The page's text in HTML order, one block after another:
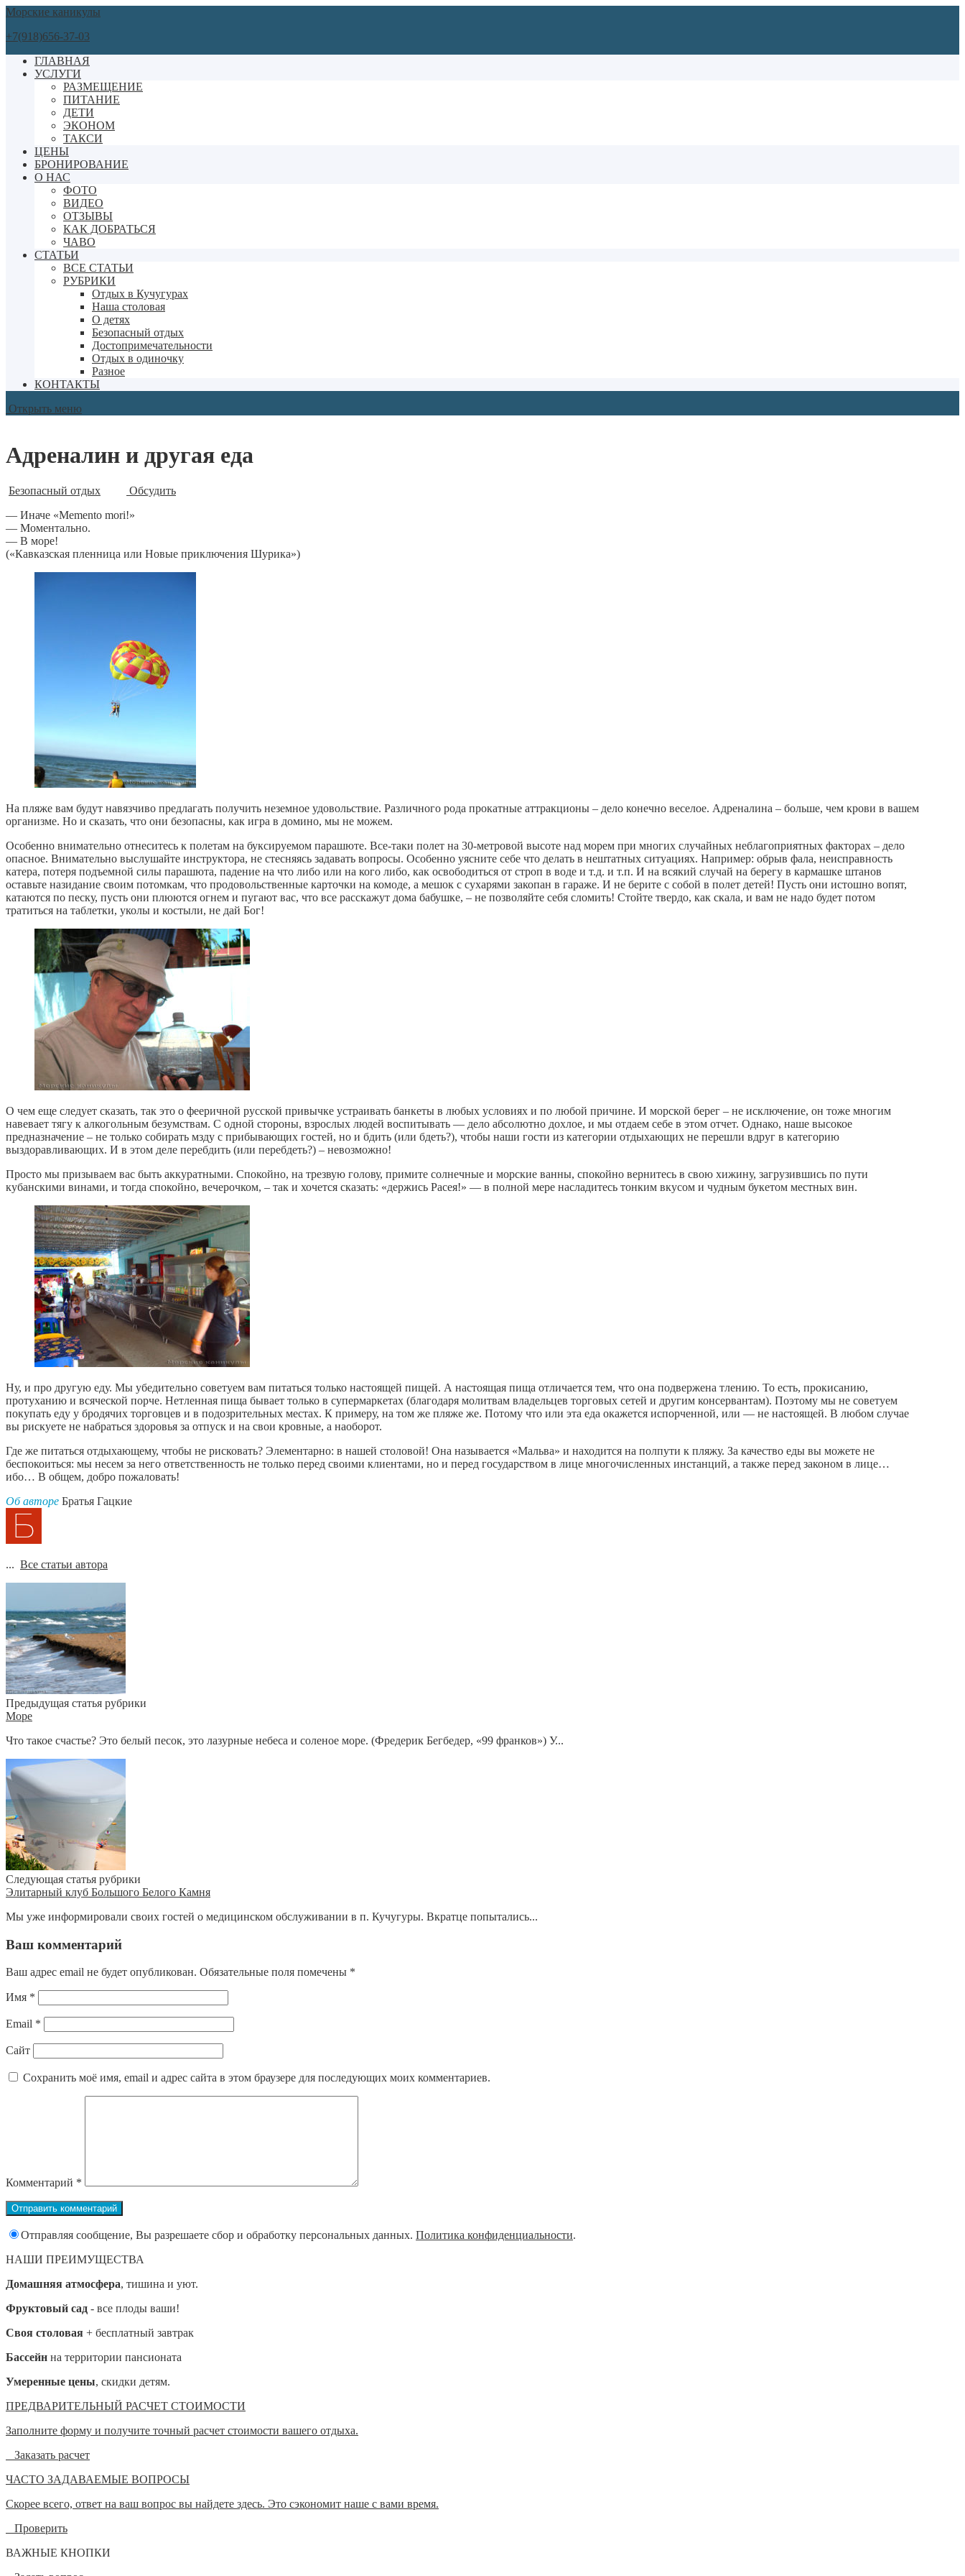
Морские каникулы
+7(918)656-37-03
ГЛАВНАЯ
УСЛУГИ
РАЗМЕЩЕНИЕ
ПИТАНИЕ
ДЕТИ
ЭКОНОМ
ТАКСИ
ЦЕНЫ
БРОНИРОВАНИЕ
О НАС
ФОТО
ВИДЕО
ОТЗЫВЫ
КАК ДОБРАТЬСЯ
ЧАВО
СТАТЬИ
ВСЕ СТАТЬИ
РУБРИКИ
Отдых в Кучугурах
Наша столовая
О детях
Безопасный отдых
Достопримечательности
Отдых в одиночку
Разное
КОНТАКТЫ
Открыть меню
Адреналин и другая еда
Безопасный отдых
Обсудить
— Иначе «Memento mori!»
— Моментально.
— В море!
(«Кавказская пленница или Новые приключения Шурика»)
На пляже вам будут навязчиво предлагать получить неземное удовольствие. Различного рода прокатные аттракционы – дело конечно веселое. Адреналина – больше, чем крови в вашем
организме. Но и сказать, что они безопасны, как игра в домино, мы не можем.
Особенно внимательно отнеситесь к полетам на буксируемом парашюте. Все-таки полет на 30-метровой высоте над морем при многих случайных неблагоприятных факторах – дело
опасное. Внимательно выслушайте инструктора, не стесняясь задавать вопросы. Особенно уясните себе что делать в нештатных ситуациях. Например: обрыв фала, неисправность
катера, потеря подъемной силы парашюта, падение на что либо или на кого либо, как освободиться от строп в воде и т.д. и т.п. И на всякий случай на берегу в кармашке штанов
оставьте назидание своим потомкам, что продовольственные карточки на комоде, а мешок с сухарями закопан в гараже. И не берите с собой в полет детей! Пусть они истошно вопят,
катаются по песку, пусть они плюются огнем и пугают вас, что все расскажут дома бабушке, – не позволяйте себя сломить! Стойте твердо, как скала, и вам не надо будет потом
тратиться на таблетки, уколы и костыли, не дай Бог!
О чем еще следует сказать, так это о фееричной русской привычке устраивать банкеты в любых условиях и по любой причине. И морской берег – не исключение, он тоже многим
навевает тягу к алкогольным безумствам. С одной стороны, взрослых людей воспитывать — дело абсолютно дохлое, и мы отдаем себе в этом отчет. Однако, наше высокое
предназначение – не только собирать мзду с прибывающих гостей, но и бдить (или бдеть?), чтобы наши гости из категории отдыхающих не перешли вдруг в категорию
выздоравливающих. И в этом деле перебдить (или перебдеть?) – невозможно!
Просто мы призываем вас быть аккуратными. Спокойно, на трезвую голову, примите солнечные и морские ванны, спокойно вернитесь в свою хижину, загрузившись по пути
кубанскими винами, и тогда спокойно, вечерочком, – так и хочется сказать: «держись Расея!» — в полной мере насладитесь тонким вкусом и чудным букетом местных вин.
Ну, и про другую еду. Мы убедительно советуем вам питаться только настоящей пищей. А настоящая пища отличается тем, что она подвержена тлению. То есть, прокисанию,
протуханию и всяческой порче. Нетленная пища бывает только в супермаркетах (благодаря молитвам владельцев торговых сетей и другим консервантам). Поэтому мы не советуем
покупать еду у бродячих торговцев и в подозрительных местах. К примеру, на том же пляже же. Потому что или эта еда окажется испорченной, или — не настоящей. В любом случае
вы рискуете не набраться здоровья за отпуск и на свои кровные, а наоборот.
Где же питаться отдыхающему, чтобы не рисковать? Элементарно: в нашей столовой! Она называется «Мальва» и находится на полпути к пляжу. За качество еды вы можете не
беспокоиться: мы несем за него ответственность не только перед своими клиентами, но и перед государством в лице многочисленных инстанций, а также перед законом в лице…
ибо… В общем, добро пожаловать!
Об авторе Братья Гацкие
... Все статьи автора
Предыдущая статья рубрики
Море
Что такое счастье? Это белый песок, это лазурные небеса и соленое море. (Фредерик Бегбедер, «99 франков») У...
Следующая статья рубрики
Элитарный клуб Большого Белого Камня
Мы уже информировали своих гостей о медицинском обслуживании в п. Кучугуры. Вкратце попытались...
Ваш комментарий
Ваш адрес email не будет опубликован. Обязательные поля помечены *
Имя *
Email *
Сайт
Сохранить моё имя, email и адрес сайта в этом браузере для последующих моих комментариев.
Комментарий *
Отправляя сообщение, Вы разрешаете сбор и обработку персональных данных. Политика конфиденциальности.
НАШИ ПРЕИМУЩЕСТВА
Домашняя атмосфера, тишина и уют.
Фруктовый сад - все плоды ваши!
Своя столовая + бесплатный завтрак
Бассейн на территории пансионата
Умеренные цены, скидки детям.
ПРЕДВАРИТЕЛЬНЫЙ РАСЧЕТ СТОИМОСТИ
Заполните форму и получите точный расчет стоимости вашего отдыха.
Заказать расчет
ЧАСТО ЗАДАВАЕМЫЕ ВОПРОСЫ
Скорее всего, ответ на ваш вопрос вы найдете здесь. Это сэкономит наше с вами время.
Проверить
ВАЖНЫЕ КНОПКИ